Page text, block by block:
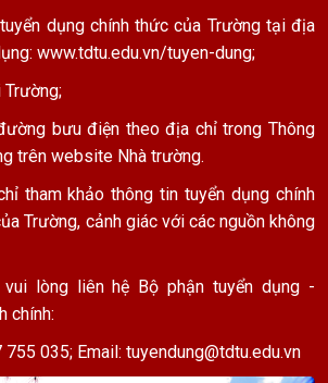
dụng chính thức của Trường tại địa
www.tdtu.edu.vn/tuyen-dung;
bưu điện theo địa chỉ trong Thông
trên website Nhà trường.
tham khảo thông tin tuyển dụng chính
Trường, cảnh giác với các nguồn không
lòng liên hệ Bộ phận tuyển dụng -
chính:
035; Email: tuyendung@tdtu.edu.vn